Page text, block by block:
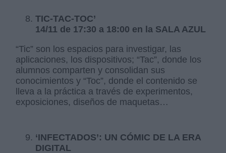
TIC-TAC-TOC’
14/11 de 17:30 a 18:00 en la SALA AZUL
“Tic” son los espacios para investigar, las
aplicaciones, los dispositivos; “Tac”, donde los
alumnos comparten y consolidan sus
conocimientos y “Toc”, donde el contenido se
lleva a la práctica a través de experimentos,
exposiciones, diseños de maquetas…
‘INFECTADOS’: UN CÓMIC DE LA ERA
DIGITAL